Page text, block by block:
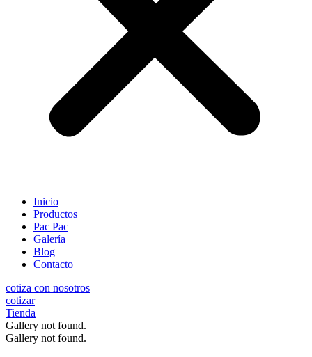
Inicio
Productos
Pac Pac
Galería
Blog
Contacto
cotiza con nosotros
cotizar
Tienda
Gallery not found.
Gallery not found.